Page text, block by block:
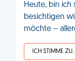
Heute, bin ich
besichtigen
möchte –